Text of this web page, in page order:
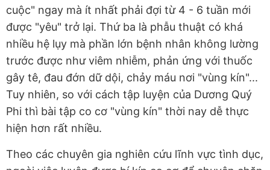
cuộc" ngay mà ít nhất phải đợi từ 4 - 6 tuần mới
được "yêu" trở lại. Thứ ba là phẫu thuật có khá
nhiều hệ lụy mà phần lớn bệnh nhân không lường
trước được như viêm nhiễm, phản ứng với thuốc
gây tê, đau đớn dữ dội, chảy máu nơi "vùng kín"...
Tuy nhiên, so với cách tập luyện của Dương Quý
Phi thì bài tập co cơ "vùng kín" thời nay dễ thực
hiện hơn rất nhiều.
Theo các chuyên gia nghiên cứu lĩnh vực tình dục,